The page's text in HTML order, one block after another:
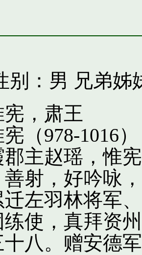
别：男 兄弟姊
，肃王
（978-1016
郡主赵瑶，惟
射，好吟咏
左羽林将军
使，真拜资
八。赠安德